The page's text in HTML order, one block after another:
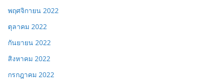
พฤศจิกายน 2022
ตุลาคม 2022
กันยายน 2022
สิงหาคม 2022
กรกฎาคม 2022